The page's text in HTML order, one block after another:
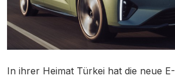
In ihrer Heimat Türkei hat die neue E-